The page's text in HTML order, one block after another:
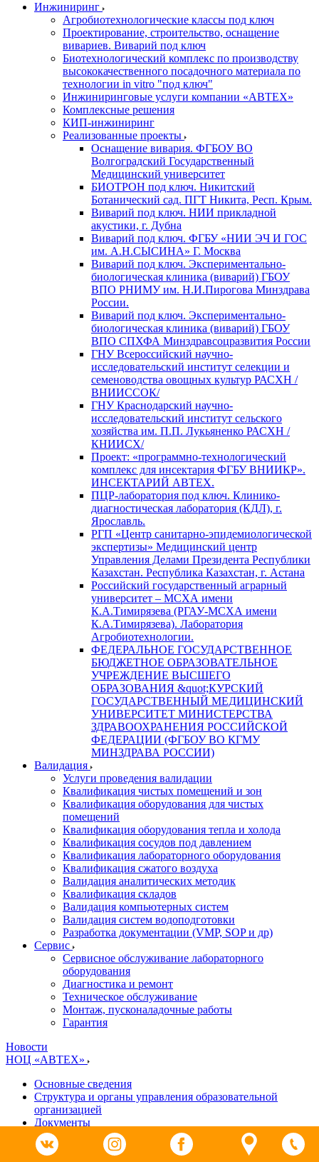
Инжиниринг
Агробиотехнологические классы под ключ
Проектирование, строительство, оснащение
вивариев. Виварий под ключ
Биотехнологический комплекс по производству
высококачественного посадочного материала по
технологии in vitro "под ключ"
Инжиниринговые услуги компании «АВТЕХ»
Комплексные решения
КИП-инжиниринг
Реализованные проекты
Оснащение вивария. ФГБОУ ВО
Волгоградский Государственный
Медицинский университет
БИОТРОН под ключ. Никитский
Ботанический сад. ПГТ Никита, Респ. Крым.
Виварий под ключ. НИИ прикладной
акустики, г. Дубна
Виварий под ключ. ФГБУ «НИИ ЭЧ И ГОС
им. А.Н.СЫСИНА» Г. Москва
Виварий под ключ. Экспериментально-
биологическая клиника (виварий) ГБОУ
ВПО РНИМУ им. Н.И.Пирогова Минздрава
России.
Виварий под ключ. Экспериментально-
биологическая клиника (виварий) ГБОУ
ВПО СПХФА Минздравсоцразвития России
ГНУ Всероссийский научно-
исследовательский институт селекции и
семеноводства овощных культур РАСХН /
ВНИИССОК/
ГНУ Краснодарский научно-
исследовательский институт сельского
хозяйства им. П.П. Лукьяненко РАСХН /
КНИИСХ/
Проект: «программно-технологический
комплекс для инсектария ФГБУ ВНИИКР».
ИНСЕКТАРИЙ АВТЕХ.
ПЦР-лаборатория под ключ. Клинико-
диагностическая лаборатория (КДЛ), г.
Ярославль.
РГП «Центр санитарно-эпидемиологической
экспертизы» Медицинский центр
Управления Делами Президента Республики
Казахстан. Республика Казахстан, г. Астана
Российский государственный аграрный
университет – МСХА имени
К.А.Тимирязева (РГАУ-МСХА имени
К.А.Тимирязева). Лаборатория
Агробиотехнологии.
ФЕДЕРАЛЬНОЕ ГОСУДАРСТВЕННОЕ
БЮДЖЕТНОЕ ОБРАЗОВАТЕЛЬНОЕ
УЧРЕЖДЕНИЕ ВЫСШЕГО
ОБРАЗОВАНИЯ &quot;КУРСКИЙ
ГОСУДАРСТВЕННЫЙ МЕДИЦИНСКИЙ
УНИВЕРСИТЕТ МИНИСТЕРСТВА
ЗДРАВООХРАНЕНИЯ РОССИЙСКОЙ
ФЕДЕРАЦИИ (ФГБОУ ВО КГМУ
МИНЗДРАВА РОССИИ)
Валидация
Услуги проведения валидации
Квалификация чистых помещений и зон
Квалификация оборудования для чистых
помещений
Квалификация оборудования тепла и холода
Квалификация сосудов под давлением
Квалификация лабораторного оборудования
Квалификация сжатого воздуха
Валидация аналитических методик
Квалификация складов
Валидация компьютерных систем
Валидация систем водоподготовки
Разработка документации (VMP, SOP и др)
Cервис
Сервисное обслуживание лабораторного
оборудования
Диагностика и ремонт
Техническое обслуживание
Монтаж, пусконаладочные работы
Гарантия
Новости
НОЦ «АВТЕХ»
Основные сведения
Структура и органы управления образовательной
организацией
Документы
Образование
Руководство. Педагогический (научно-педагогический)